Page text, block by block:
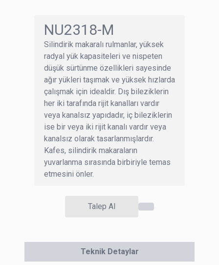
NU2318-M
Silindirik makaralı rulmanlar, yüksek
radyal yük kapasiteleri ve nispeten
düşük sürtünme özellikleri sayesinde
ağır yükleri taşımak ve yüksek hızlarda
çalışmak için idealdir. Dış bileziklerin
her iki tarafında rijit kanalları vardır
veya kanalsız yapıdadır, iç bileziklerin
ise bir veya iki rijit kanalı vardır veya
kanalsız olarak tasarlanmışlardır.
Kafes, silindirik makaraların
yuvarlanma sırasında birbiriyle temas
etmesini önler.
Talep Al
Teknik Detaylar